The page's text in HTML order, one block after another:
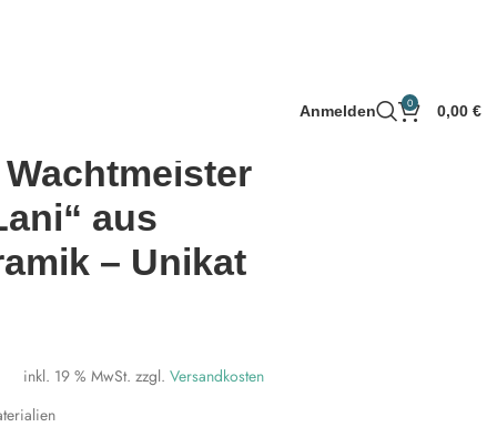
Anmelden 0 0,00 €
aus
– Unikat
inkl. 19 % MwSt. zzgl. Versandkosten